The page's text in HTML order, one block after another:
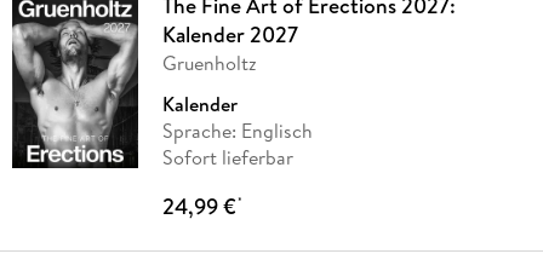
Kalender 2027
Gruenholtz
Kalender
Sprache: Englisch
Sofort lieferbar
24,99 €*